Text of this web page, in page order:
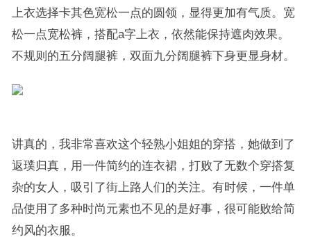
上衣选择卡其色宽松一点的圆领，显得更加有气质。宽
松一点宽松裤，搭配a字上衣，依然能保持遮肉效果。
不规则的五分阔腿裤，双面九分阔腿裤下身更显身材。
讲真的，我非常喜欢这个轻熟小姐姐的穿搭，她做到了
返璞归真，用一件简约的连衣裙，打败了无数个穿搭复
杂的女人，吸引了街上路人们的关注。有时候，一件单
品使用了多种时尚元素也不见的是好事，很可能败给简
约风的衣服。